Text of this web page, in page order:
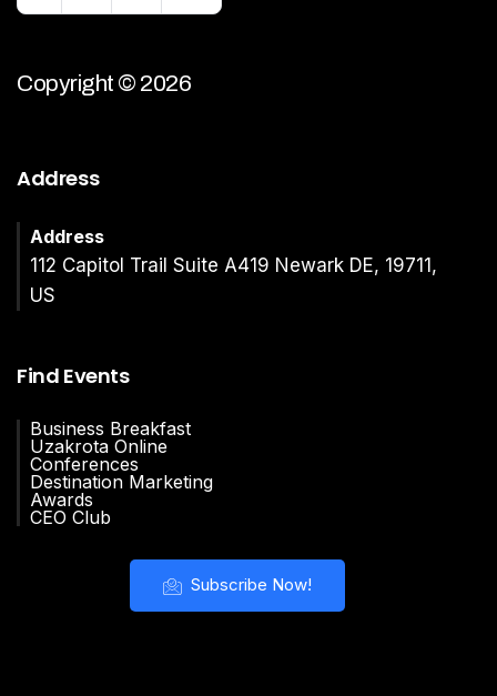
Copyright © 2026
Address
Address
112 Capitol Trail Suite A419 Newark DE, 19711,
US
Find Events
Business Breakfast
Uzakrota Online
Conferences
Destination Marketing
Awards
CEO Club
Subscribe Now!